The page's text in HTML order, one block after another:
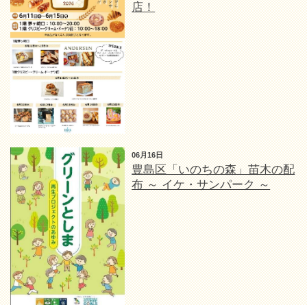
店！
06月16日
豊島区「いのちの森」苗木の配
布 ～ イケ・サンパーク ～